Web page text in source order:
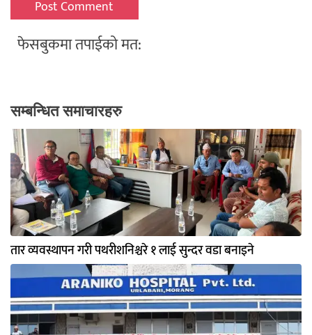
फेसबुकमा तपाईको मत:
सम्बन्धित समाचारहरु
तार व्यवस्थापन गरी पथरीशनिश्चरे १ लाई सुन्दर वडा बनाइने